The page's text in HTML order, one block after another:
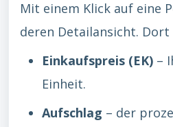
Mit einem Klick auf eine
deren Detailansicht. Dort
Einkaufspreis (EK) –
Einheit.
Aufschlag – der